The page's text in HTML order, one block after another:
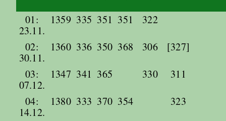
01:
23.11.
1359 335 351 351
322
02:
30.11.
1360 336 350 368 306
[327]
03:
07.12.
1347 341 365 330
311
04:
14.12.
1380 333 370 354
323